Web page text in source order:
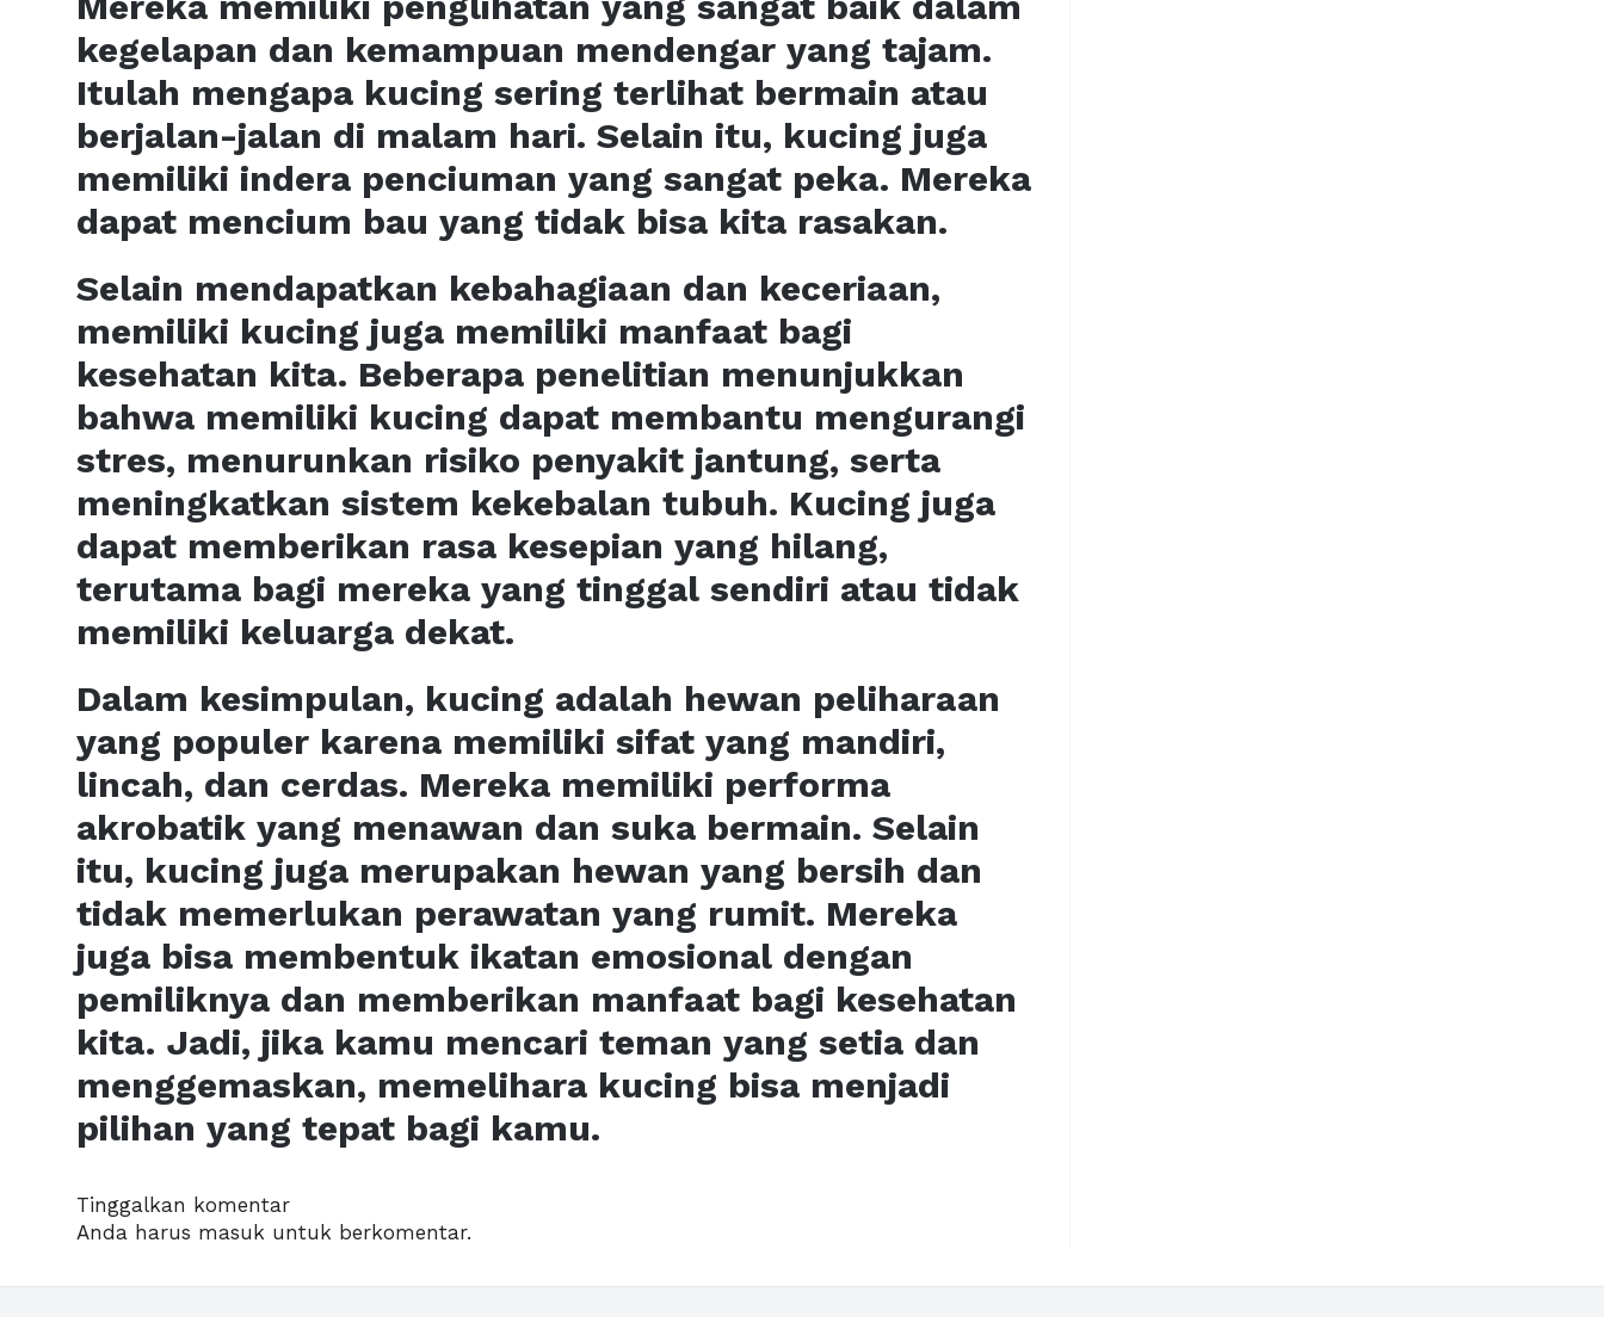
kegelapan dan kemampuan mendengar yang tajam.
Itulah mengapa kucing sering terlihat bermain atau
berjalan-jalan di malam hari. Selain itu, kucing juga
memiliki indera penciuman yang sangat peka. Mereka
dapat mencium bau yang tidak bisa kita rasakan.
Selain mendapatkan kebahagiaan dan keceriaan,
memiliki kucing juga memiliki manfaat bagi
kesehatan kita. Beberapa penelitian menunjukkan
bahwa memiliki kucing dapat membantu mengurangi
stres, menurunkan risiko penyakit jantung, serta
meningkatkan sistem kekebalan tubuh. Kucing juga
dapat memberikan rasa kesepian yang hilang,
terutama bagi mereka yang tinggal sendiri atau tidak
memiliki keluarga dekat.
Dalam kesimpulan, kucing adalah hewan peliharaan
yang populer karena memiliki sifat yang mandiri,
lincah, dan cerdas. Mereka memiliki performa
akrobatik yang menawan dan suka bermain. Selain
itu, kucing juga merupakan hewan yang bersih dan
tidak memerlukan perawatan yang rumit. Mereka
juga bisa membentuk ikatan emosional dengan
pemiliknya dan memberikan manfaat bagi kesehatan
kita. Jadi, jika kamu mencari teman yang setia dan
menggemaskan, memelihara kucing bisa menjadi
pilihan yang tepat bagi kamu.
Tinggalkan komentar
Anda harus masuk untuk berkomentar.